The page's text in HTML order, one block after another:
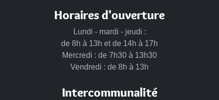
Horaires d'ouverture
Lundi - mardi - jeudi :
de 8h à 13h et de 14h à 17h
Mercredi : de 7h30 à 13h30
Vendredi : de 8h à 13h
Intercommunalité